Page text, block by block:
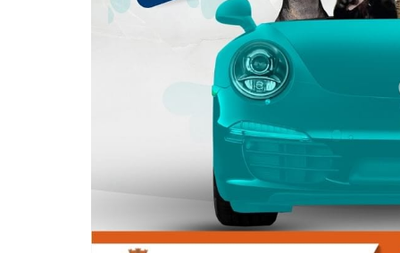
Jardim Paulista
Jataí
Nerópolis
Niquelândia
Nova América
Nova Crixás
Nova Glória
Nova Iguaçu de Goiás
Porangatu